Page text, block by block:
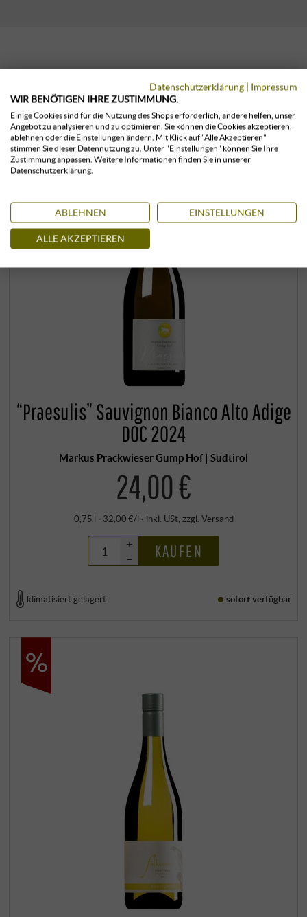
KUNDEN, DIE DIESES PRODUKT
GEKAUFT HABEN, KAUFTEN AUCH:
“Praesulis” Sauvignon Bianco Alto Adige
DOC 2024
Markus Prackwieser Gump Hof | Südtirol
24,00 €
0,75 l · 32,00 €/l · inkl. USt, zzgl. Versand
+
–
KAUFEN
klimatisiert gelagert sofort verfügbar
Datenschutzerklärung | Impressum
WIR BENÖTIGEN IHRE ZUSTIMMUNG.
Einige Cookies sind für die Nutzung des Shops erforderlich, andere helfen, unser
Angebot zu analysieren und zu optimieren. Sie können die Cookies akzeptieren,
ablehnen oder die Einstellungen ändern. Mit Klick auf "Alle Akzeptieren"
stimmen Sie dieser Datennutzung zu. Unter "Einstellungen" können Sie Ihre
Zustimmung anpassen. Weitere Informationen finden Sie in unserer
Datenschutzerklärung.
ABLEHNEN EINSTELLUNGEN
ALLE AKZEPTIEREN